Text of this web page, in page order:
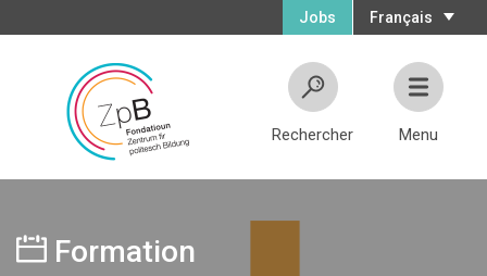
Français
Jobs
Rechercher Menu
Formation